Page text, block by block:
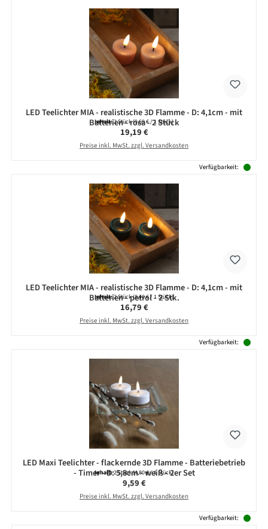
LED Teelichter MIA - realistische 3D Flamme - D: 4,1cm - mit
Batterien - rosa - 2 Stück
Inhalt:2 Stück(9,60 € / 1 Stück)
Regulärer Preis:
19,19 €
Preise inkl. MwSt. zzgl. Versandkosten
Verfügbarkeit:
LED Teelichter MIA - realistische 3D Flamme - D: 4,1cm - mit
Batterien - petrol - 2 Stk.
Inhalt:2 Stück(8,40 € / 1 Stück)
Regulärer Preis:
16,79 €
Preise inkl. MwSt. zzgl. Versandkosten
Verfügbarkeit:
LED Maxi Teelichter - flackernde 3D Flamme - Batteriebetrieb
- Timer - D: 5,8cm - weiß - 2er Set
Inhalt:2 Stück(4,80 € / 1 Stück)
Regulärer Preis:
9,59 €
Preise inkl. MwSt. zzgl. Versandkosten
Verfügbarkeit: